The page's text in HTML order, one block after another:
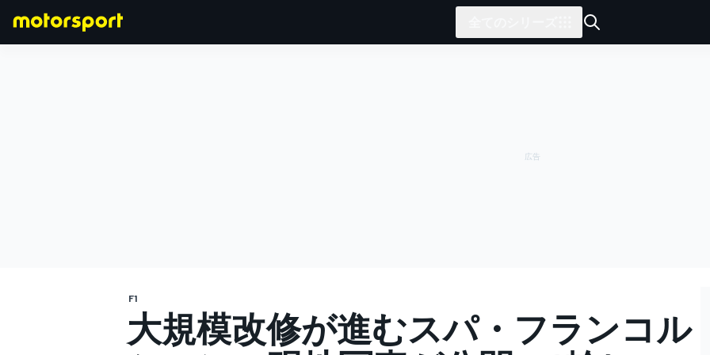
F1
大規模改修が進むスパ・フランコル